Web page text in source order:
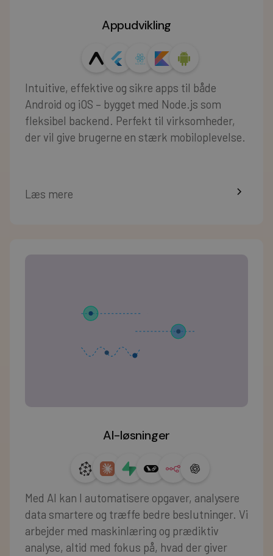
Appudvikling
Intuitive, effektive og sikre apps til både
Android og iOS – bygget med Node.js som
fleksibel backend. Perfekt til virksomheder,
der vil give brugerne en stærk mobiloplevelse.
Læs mere
AI-løsninger
Med AI kan I automatisere opgaver, analysere
data smartere og træffe bedre beslutninger. Vi
arbejder med maskinlæring og prædiktiv
analyse, altid med fokus på, hvad der giver